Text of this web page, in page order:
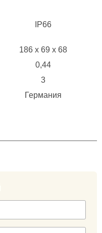
IP66
186 x 69 x 68
0,44
3
Германия